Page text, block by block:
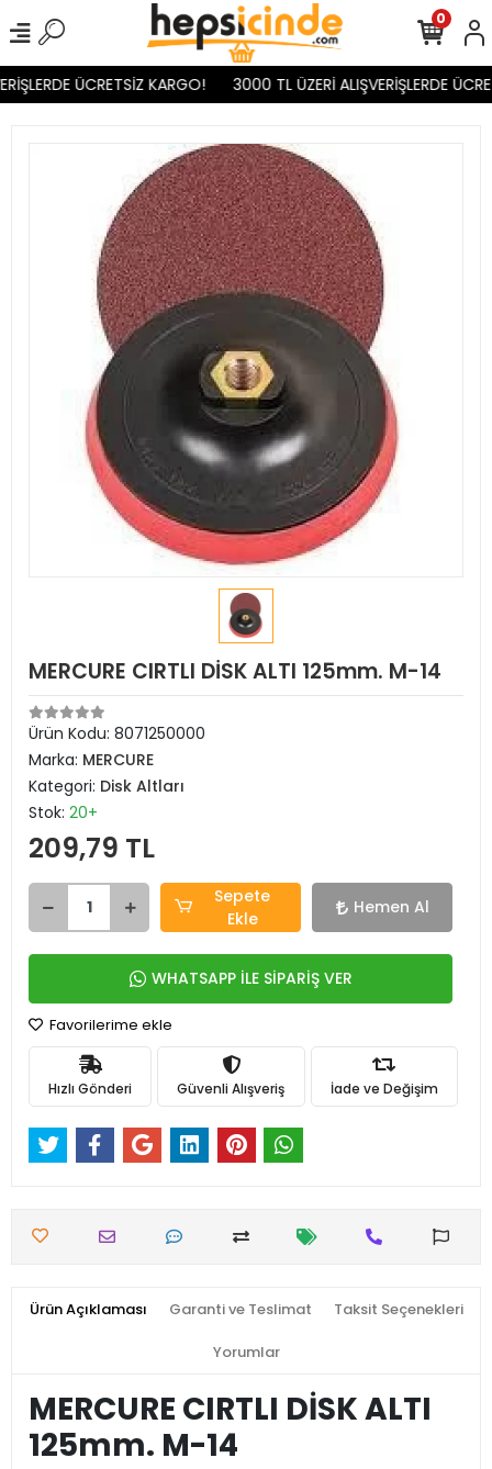
ÜCRETSİZ KARGO! 3000 TL ÜZERİ ALIŞVERİŞLERDE
0
MERCURE CIRTLI DİSK ALTI 125mm. M-14
Ürün Kodu: 8071250000
Marka: MERCURE
Kategori: Disk Altları
Stok: 20+
209,79 TL
Sepete
Ekle
Hemen Al
WHATSAPP İLE SİPARİŞ VER
Favorilerime ekle
Hızlı Gönderi Güvenli Alışveriş İade ve Değişim
Ürün Açıklaması Garanti ve Teslimat Taksit Seçenekleri
Yorumlar
MERCURE CIRTLI DİSK ALTI
125mm. M-14